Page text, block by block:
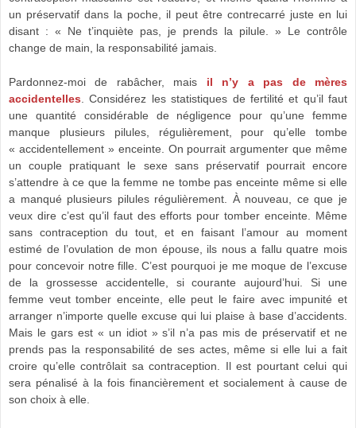
un préservatif dans la poche, il peut être contrecarré juste en lui
disant : « Ne t’inquiète pas, je prends la pilule. » Le contrôle
change de main, la responsabilité jamais.
Pardonnez-moi de rabâcher, mais il n’y a pas de mères
accidentelles . Considérez les statistiques de fertilité et qu’il faut
une quantité considérable de négligence pour qu’une femme
manque plusieurs pilules, régulièrement, pour qu’elle tombe
« accidentellement » enceinte. On pourrait argumenter que même
un couple pratiquant le sexe sans préservatif pourrait encore
s’attendre à ce que la femme ne tombe pas enceinte même si elle
a manqué plusieurs pilules régulièrement. À nouveau, ce que je
veux dire c’est qu’il faut des efforts pour tomber enceinte. Même
sans contraception du tout, et en faisant l’amour au moment
estimé de l’ovulation de mon épouse, ils nous a fallu quatre mois
pour concevoir notre fille. C’est pourquoi je me moque de l’excuse
de la grossesse accidentelle, si courante aujourd’hui. Si une
femme veut tomber enceinte, elle peut le faire avec impunité et
arranger n’importe quelle excuse qui lui plaise à base d’accidents.
Mais le gars est « un idiot » s’il n’a pas mis de préservatif et ne
prends pas la responsabilité de ses actes, même si elle lui a fait
croire qu’elle contrôlait sa contraception. Il est pourtant celui qui
sera pénalisé à la fois financièrement et socialement à cause de
son choix à elle.